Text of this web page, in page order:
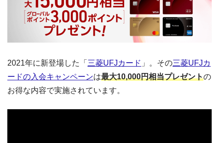
2021年に新登場した「 三菱UFJカード 」。その三菱UFJカ
ードの入会キャンペーンは最大10,000円相当プレゼントの
お得な内容で実施されています。